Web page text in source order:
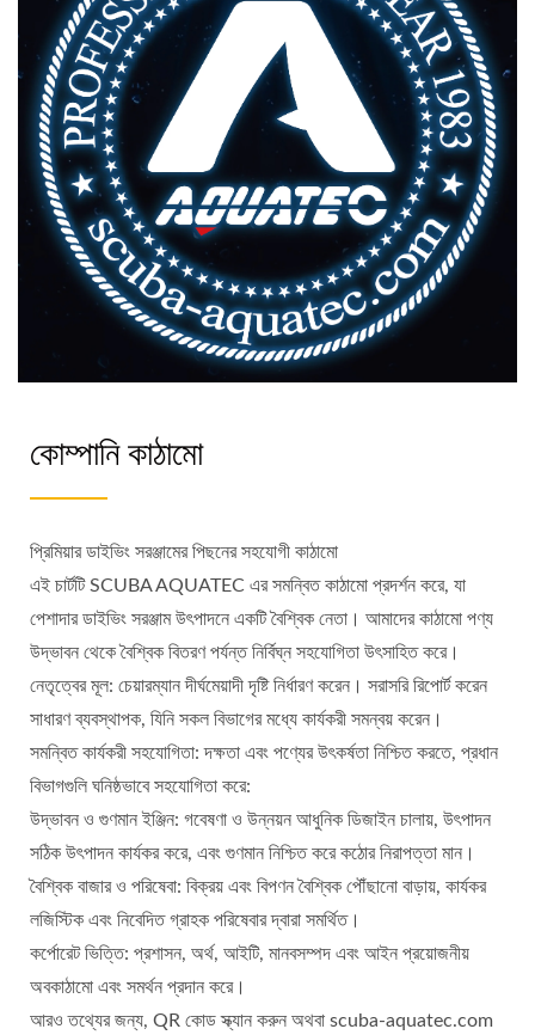
কোম্পানি কাঠামো
প্রিমিয়ার ডাইভিং সরঞ্জামের পিছনের সহযোগী কাঠামো
এই চার্টটি SCUBA AQUATEC এর সমন্বিত কাঠামো প্রদর্শন করে, যা
পেশাদার ডাইভিং সরঞ্জাম উৎপাদনে একটি বৈশ্বিক নেতা। আমাদের কাঠামো পণ্য
উদ্ভাবন থেকে বৈশ্বিক বিতরণ পর্যন্ত নির্বিঘ্ন সহযোগিতা উৎসাহিত করে।
নেতৃত্বের মূল: চেয়ারম্যান দীর্ঘমেয়াদী দৃষ্টি নির্ধারণ করেন। সরাসরি রিপোর্ট করেন
সাধারণ ব্যবস্থাপক, যিনি সকল বিভাগের মধ্যে কার্যকরী সমন্বয় করেন।
সমন্বিত কার্যকরী সহযোগিতা: দক্ষতা এবং পণ্যের উৎকর্ষতা নিশ্চিত করতে, প্রধান
বিভাগগুলি ঘনিষ্ঠভাবে সহযোগিতা করে:
উদ্ভাবন ও গুণমান ইঞ্জিন: গবেষণা ও উন্নয়ন আধুনিক ডিজাইন চালায়, উৎপাদন
সঠিক উৎপাদন কার্যকর করে, এবং গুণমান নিশ্চিত করে কঠোর নিরাপত্তা মান।
বৈশ্বিক বাজার ও পরিষেবা: বিক্রয় এবং বিপণন বৈশ্বিক পৌঁছানো বাড়ায়, কার্যকর
লজিস্টিক এবং নিবেদিত গ্রাহক পরিষেবার দ্বারা সমর্থিত।
কর্পোরেট ভিত্তি: প্রশাসন, অর্থ, আইটি, মানবসম্পদ এবং আইন প্রয়োজনীয়
অবকাঠামো এবং সমর্থন প্রদান করে।
আরও তথ্যের জন্য, QR কোড স্ক্যান করুন অথবা scuba-aquatec.com